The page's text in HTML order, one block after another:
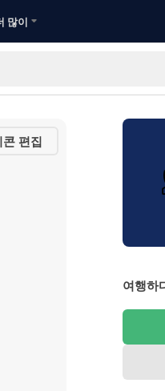
많이
콘 편집
여행하